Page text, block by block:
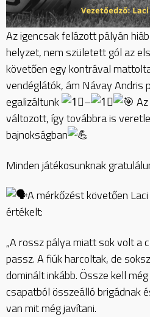
Az igencsak felázott pályán
helyzet, nem született gól az
követően egy kontrával
vendéglátók, ám Návay Andris
egalizáltunk
–
változott, így továbbra is
bajnokságban
Minden játékosunknak
A mérkőzést követően
értékelt:
„A rossz pálya miatt sok volt a
passz. A fiúk harcoltak, de
dominált inkább. Össze kell
csapatból összeálló brigádnak
van mit még javítani.